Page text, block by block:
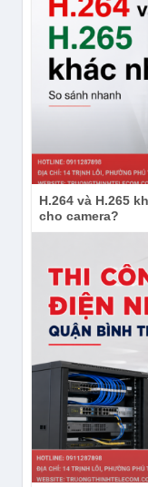
Camera DS-
kiệm
Âm thanh hai
ảnh của DS-
Microphone
nghe – nói
WDR 120 dB
ánh sáng
mọi điều kiện.
Privacy Mask
đa giác.
H.264 và H.265
cho camera?